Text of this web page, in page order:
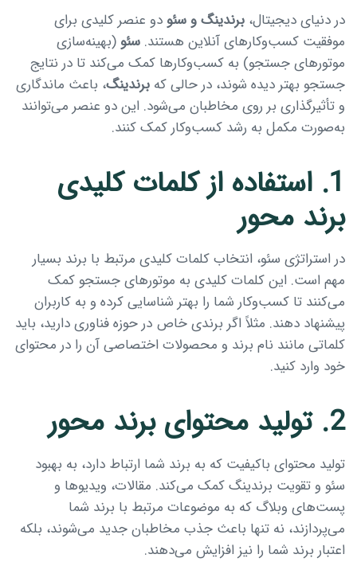
در دنیای دیجیتال، برندینگ و سئو دو عنصر کلیدی برای
موفقیت کسب‌وکارهای آنلاین هستند. سئو (بهینه‌سازی
موتورهای جستجو) به کسب‌وکارها کمک می‌کند تا در نتایج
جستجو بهتر دیده شوند، در حالی که برندینگ، باعث ماندگاری
و تأثیرگذاری بر روی مخاطبان می‌شود. این دو عنصر می‌توانند
به‌صورت مکمل به رشد کسب‌وکار کمک کنند.
1. استفاده از کلمات کلیدی
برند محور
در استراتژی سئو، انتخاب کلمات کلیدی مرتبط با برند بسیار
مهم است. این کلمات کلیدی به موتورهای جستجو کمک
می‌کنند تا کسب‌وکار شما را بهتر شناسایی کرده و به کاربران
پیشنهاد دهند. مثلاً اگر برندی خاص در حوزه فناوری دارید، باید
کلماتی مانند نام برند و محصولات اختصاصی آن را در محتوای
خود وارد کنید.
2. تولید محتوای برند محور
تولید محتوای باکیفیت که به برند شما ارتباط دارد، به بهبود
سئو و تقویت برندینگ کمک می‌کند. مقالات، ویدیوها و
پست‌های وبلاگ که به موضوعات مرتبط با برند شما
می‌پردازند، نه تنها باعث جذب مخاطبان جدید می‌شوند، بلکه
اعتبار برند شما را نیز افزایش می‌دهند.